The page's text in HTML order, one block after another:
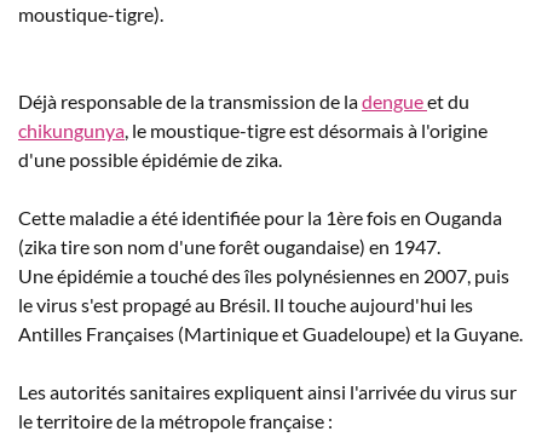
moustique-tigre).
Déjà responsable de la transmission de ladengueet du
chikungunya, le moustique-tigre est désormais à l'origine
d'une possible épidémie dezika.
Cette maladie a été identifiée pour la 1ère fois en Ouganda
(zika tire son nom d'une forêt ougandaise) en 1947.
Une épidémie a touché des îles polynésiennes en 2007, puis
le virus s'est propagé au Brésil. Il touche aujourd'hui les
Antilles Françaises (Martinique et Guadeloupe) et la Guyane.
Les autorités sanitaires expliquent ainsi l'arrivée du virus sur
le territoire de la métropole française :